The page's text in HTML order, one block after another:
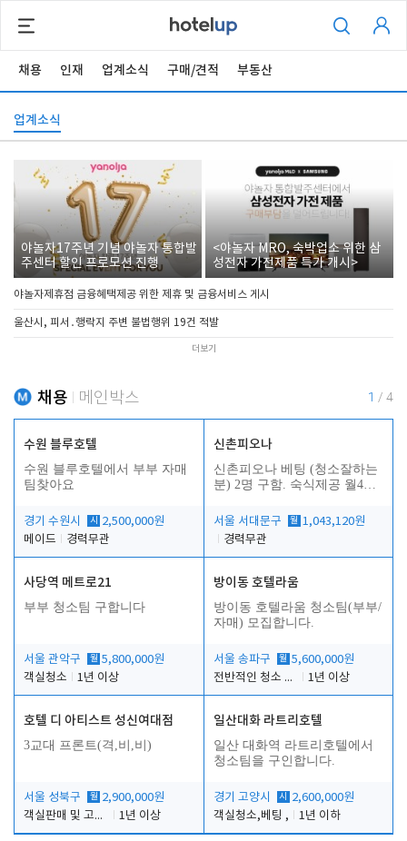
채용 인재 업계소식 구매/견적 부동산
업계소식
야놀자17주년 기념 야놀자 통합발
주센터 할인 프로모션 진행
<야놀자 MRO, 숙박업소 위한 삼
성전자 가전제품 특가 개시>
야놀자제휴점 금융혜택제공 위한 제휴 및 금융서비스 게시
울산시, 피서․행락지 주변 불법행위 19건 적발
더보기
채용 메인박스 1 / 4
수원 블루호텔
수원 블루호텔에서 부부 자매
팀찾아요
경기 수원시 시
2,500,000원
메이드
경력무관
신촌피오나
신촌피오나 베팅 (청소잘하는
분) 2명 구함. 숙식제공 월4회
서울 서대문구
월 1,043,120원
경력무관
사당역 메트로21
부부 청소팀 구합니다
서울 관악구 월 5,800,000원
객실청소
1년 이상
방이동 호텔라움
방이동 호텔라움 청소팀(부부/
자매) 모집합니다.
서울 송파구 월 5,600,000원
전반적인 청소 업무(객실청소.객실정리)
1년 이상
호텔 디 아티스트 성신여대점
3교대 프론트(격,비,비)
서울 성북구 월 2,900,000원
객실판매 및 고객응대
1년 이상
일산대화 라트리호텔
일산 대화역 라트리호텔에서
청소팀을 구인합니다.
경기 고양시 시
2,600,000원
객실청소,베팅 ,
1년 이하